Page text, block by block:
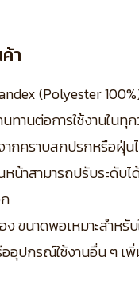
า
(Polyester
ทานต่อการใช้งานในทุ
กคราบสกปรกหรือฝุ่น
น้าสามารถปรับระดับไ
อง ขนาดพอเหมาะสำห
อุปกรณ์ใช้งานอื่น ๆ เ